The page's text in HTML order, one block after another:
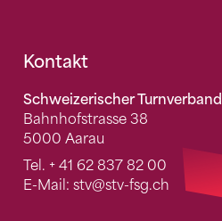
Fusszeile
Kontakt
Schweizerischer Turnverband
Bahnhofstrasse 38
5000 Aarau
Tel. + 41 62 837 82 00
E-Mail: stv@stv-fsg.ch